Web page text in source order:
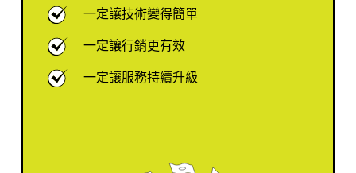
一定讓技術變得簡單
一定讓行銷更有效
一定讓服務持續升級